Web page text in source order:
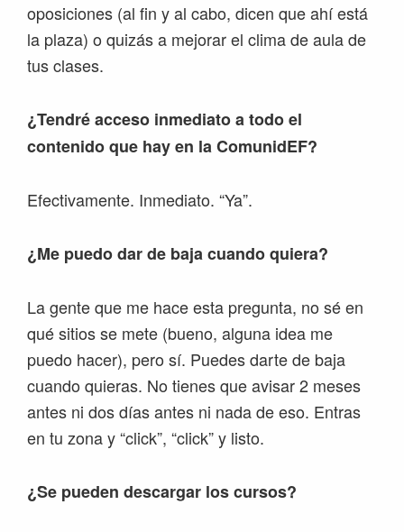
oposiciones (al fin y al cabo, dicen que ahí está
la plaza) o quizás a mejorar el clima de aula de
tus clases.
¿Tendré acceso inmediato a todo el
contenido que hay en la ComunidEF?
Efectivamente. Inmediato. “Ya”.
¿Me puedo dar de baja cuando quiera?
La gente que me hace esta pregunta, no sé en
qué sitios se mete (bueno, alguna idea me
puedo hacer), pero sí. Puedes darte de baja
cuando quieras. No tienes que avisar 2 meses
antes ni dos días antes ni nada de eso. Entras
en tu zona y “click”, “click” y listo.
¿Se pueden descargar los cursos?